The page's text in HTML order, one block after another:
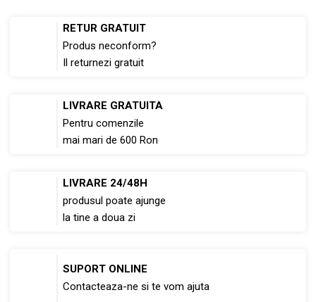
RETUR GRATUIT
Produs neconform?
Il returnezi gratuit
LIVRARE GRATUITA
Pentru comenzile
mai mari de 600 Ron
LIVRARE 24/48H
produsul poate ajunge
la tine a doua zi
SUPORT ONLINE
Contacteaza-ne si te vom ajuta